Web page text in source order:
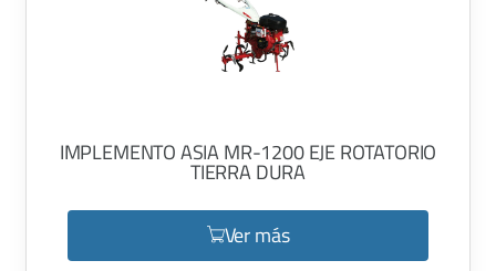
IMPLEMENTO ASIA MR-1200 EJE ROTATORIO
TIERRA DURA
Ver más